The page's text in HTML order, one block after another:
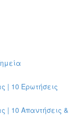
| 10 Ερωτήσεις
| 10 Απαντήσεις &